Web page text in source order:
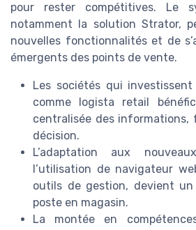
pour rester compétitives. Le
notamment la solution Strator,
nouvelles fonctionnalités et de
émergents des points de vente.
Les sociétés qui
comme logista retail
centralisée des
décision.
L’adaptation aux
l’utilisation de navigateur
outils de gestion, devient
poste en magasin.
La montée en